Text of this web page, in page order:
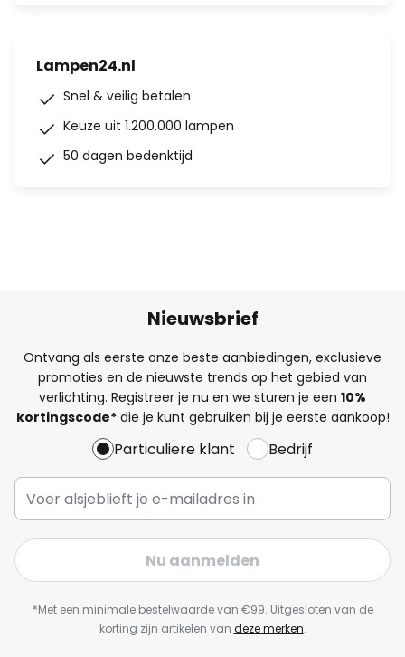
Lampen24.nl
Snel & veilig betalen
Keuze uit 1.200.000 lampen
50 dagen bedenktijd
Nieuwsbrief
Ontvang als eerste onze beste aanbiedingen, exclusieve
promoties en de nieuwste trends op het gebied van
verlichting. Registreer je nu en we sturen je een 10%
kortingscode*die je kunt gebruiken bij je eerste aankoop!
Particuliere klant Bedrijf
Nu aanmelden
*Met een minimale bestelwaarde van €99. Uitgesloten van de
korting zijn artikelen van deze merken.